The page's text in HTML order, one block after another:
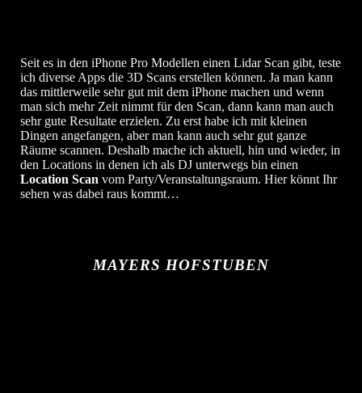
Seit es in den iPhone Pro Modellen einen Lidar Scan gibt, teste
ich diverse Apps die 3D Scans erstellen können. Ja man kann
das mittlerweile sehr gut mit dem iPhone machen und wenn
man sich mehr Zeit nimmt für den Scan, dann kann man auch
sehr gute Resultate erzielen. Zu erst habe ich mit kleinen
Dingen angefangen, aber man kann auch sehr gut ganze
Räume scannen. Deshalb mache ich aktuell, hin und wieder, in
den Locations in denen ich als DJ unterwegs bin einen
Location Scan vom Party/Veranstaltungsraum. Hier könnt Ihr
sehen was dabei raus kommt…
MAYERS HOFSTUBEN